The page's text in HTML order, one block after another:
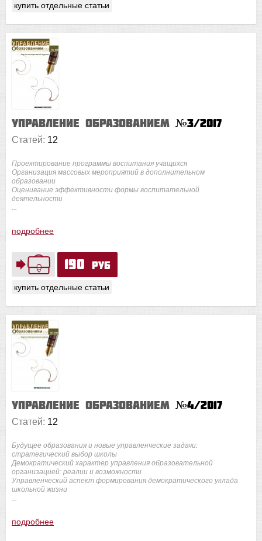
купить отдельные статьи
190 руб
купить отдельные статьи
Управление образованием №3/2017
Статей: 12
Проектирование программы воспитания учащихся
Организация массовых мероприятий в дополнительном
образовании
Оценивание эффективности формы воспитательной
деятельности
подробнее
Управление образованием №4/2017
Статей: 12
Будущее образования и новые управленческие задачи:
стратегический выбор школы
Демократический характер управления образовательной
организацией: реалии и возможности
Управленческий аспект формирования демократического уклада
школьной жизни
подробнее